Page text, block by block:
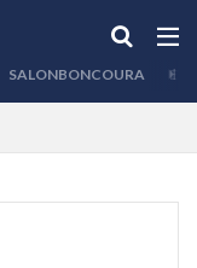
SALONBONCOURA